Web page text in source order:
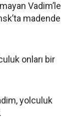
Vadim’le
madende
onları bir
yolculuk